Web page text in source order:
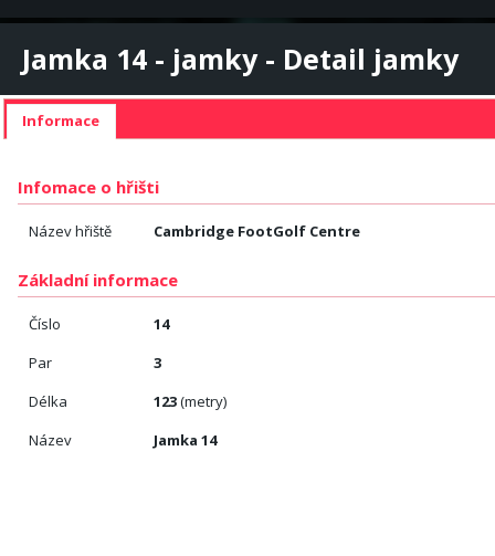
Jamka 14 - jamky - Detail jamky
Informace
Infomace o hřišti
Název hřiště Cambridge FootGolf Centre
Základní informace
Číslo
14
Par
3
Délka
123(metry)
Název
Jamka 14